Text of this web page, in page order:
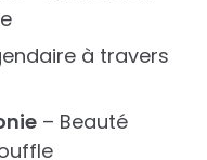
à travers
– Beauté